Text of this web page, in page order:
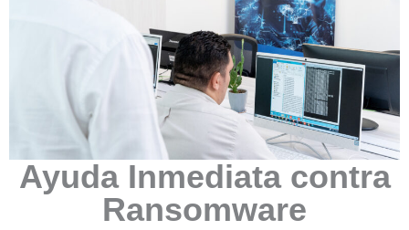
Ayuda Inmediata contra
Ransomware